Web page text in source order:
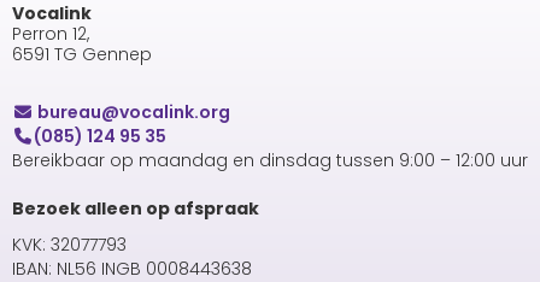
Vocalink
Perron 12,
6591 TG Gennep
uaerub@vocalink.org
(085) 124 95 35
Bereikbaar op maandag en dinsdag tussen 9:00 – 12:00 uur
Bezoek alleen op afspraak
KVK: 32077793
IBAN: NL56 INGB 0008443638